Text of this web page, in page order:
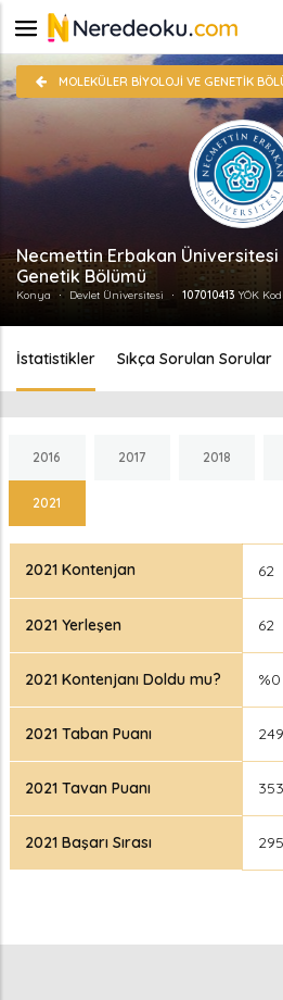
Necmettin Erbakan
Genetik Bölümü
Konya Devlet Üniversitesi 107010413 YÖK
MOLEKÜLER BIYOLOJI VE GENETIK
İstatistikler Sıkça Sorulan Sorular
2016 2017 2018
2021
2021 Kontenjan 62
2021 Yerleşen 62
2021 Kontenjanı Doldu mu? %0
2021 Taban Puanı
2021 Tavan Puanı
2021 Başarı Sırası